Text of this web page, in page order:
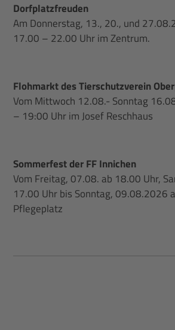
Dorfplatzfreuden
Am Donnerstag, 13., 20., und
17.00 – 22.00 Uhr im Zentrum.
Flohmarkt des Tierschutzverein
Vom Mittwoch 12.08.- Sonntag
– 19:00 Uhr im Josef Reschhaus
Sommerfest der FF Innichen
Vom Freitag, 07.08. ab 18.00 Uhr,
17.00 Uhr bis Sonntag, 09.08.2026
Pflegeplatz